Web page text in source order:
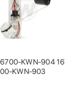
KWN-904
KWN-903